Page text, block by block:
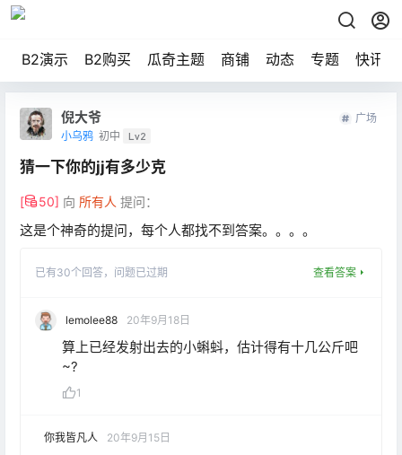
B2演示 B2购买 瓜奇主题 商铺 动态 专题 快讯
倪大爷
小乌鸦 初中 Lv2
广场
猜一下你的jj有多少克
[ 50] 向 所有人 提问：
这是个神奇的提问，每个人都找不到答案。。。。
已有30个回答， 问题已过期 查看答案
lemolee88 20年9月18日
算上已经发射出去的小蝌蚪，估计得有十几公斤吧
~?
1
你我皆凡人 20年9月15日